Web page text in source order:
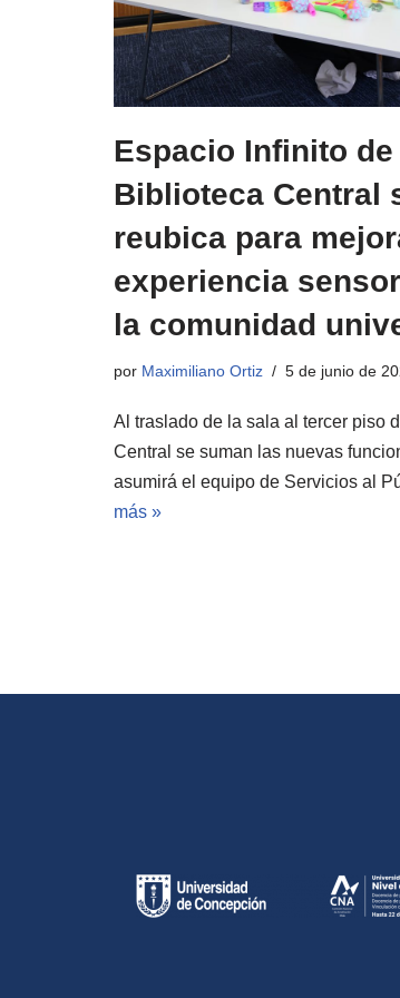
Espacio Infinito de
Biblioteca Central
reubica para
experiencia
la comunidad
por Maximiliano Ortiz 5 de junio de
Al traslado de la sala al tercer piso
Central se suman las nuevas
asumirá el equipo de Servicios al
más »